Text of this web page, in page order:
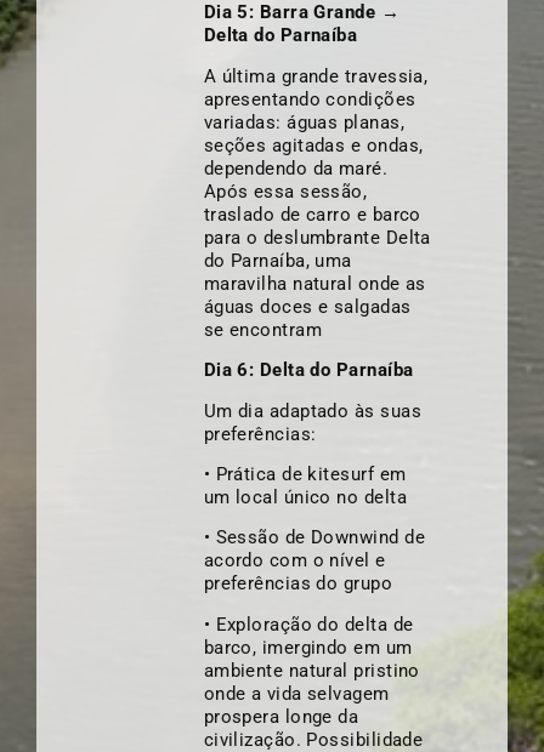
Dia 5: Barra Grande →
Delta do Parnaíba
A última grande travessia,
apresentando condições
variadas: águas planas,
seções agitadas e ondas,
dependendo da maré.
Após essa sessão,
traslado de carro e barco
para o deslumbrante Delta
do Parnaíba, uma
maravilha natural onde as
águas doces e salgadas
se encontram
Dia 6: Delta do Parnaíba
Um dia adaptado às suas
preferências:
• Prática de kitesurf em
um local único no delta
• Sessão de Downwind de
acordo com o nível e
preferências do grupo
• Exploração do delta de
barco, imergindo em um
ambiente natural pristino
onde a vida selvagem
prospera longe da
civilização. Possibilidade